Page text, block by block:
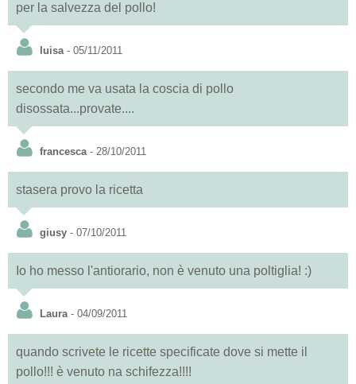
per la salvezza del pollo!
luisa- 05/11/2011
secondo me va usata la coscia di pollo
disossata...provate....
francesca- 28/10/2011
stasera provo la ricetta
giusy - 07/10/2011
Io ho messo l'antiorario, non è venuto una poltiglia! :)
Laura- 04/09/2011
quando scrivete le ricette specificate dove si mette il
pollo!!! è venuto na schifezza!!!!